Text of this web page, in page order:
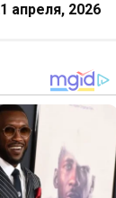
апреля, 2026